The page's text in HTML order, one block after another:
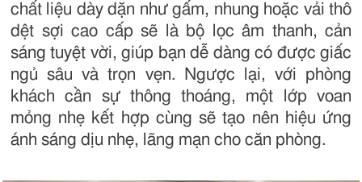
chất liệu dày dặn như gấm, nhung hoặc vải thô
dệt sợi cao cấp sẽ là bộ lọc âm thanh, cản
sáng tuyệt vời, giúp bạn dễ dàng có được giấc
ngủ sâu và trọn vẹn. Ngược lại, với phòng
khách cần sự thông thoáng, một lớp voan
mỏng nhẹ kết hợp cùng sẽ tạo nên hiệu ứng
ánh sáng dịu nhẹ, lãng mạn cho căn phòng.